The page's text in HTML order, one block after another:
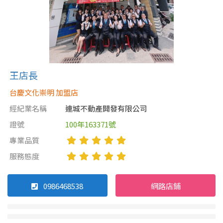
王店長
台慶文化崇明 加盟店
經紀業名稱
連城不動產開發有限公司
證號
100年163371號
專業品質
服務態度
0986468538 網路店鋪